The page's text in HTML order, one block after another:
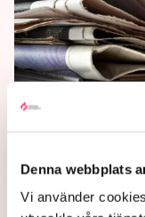
Denna webbplats
Vi använder